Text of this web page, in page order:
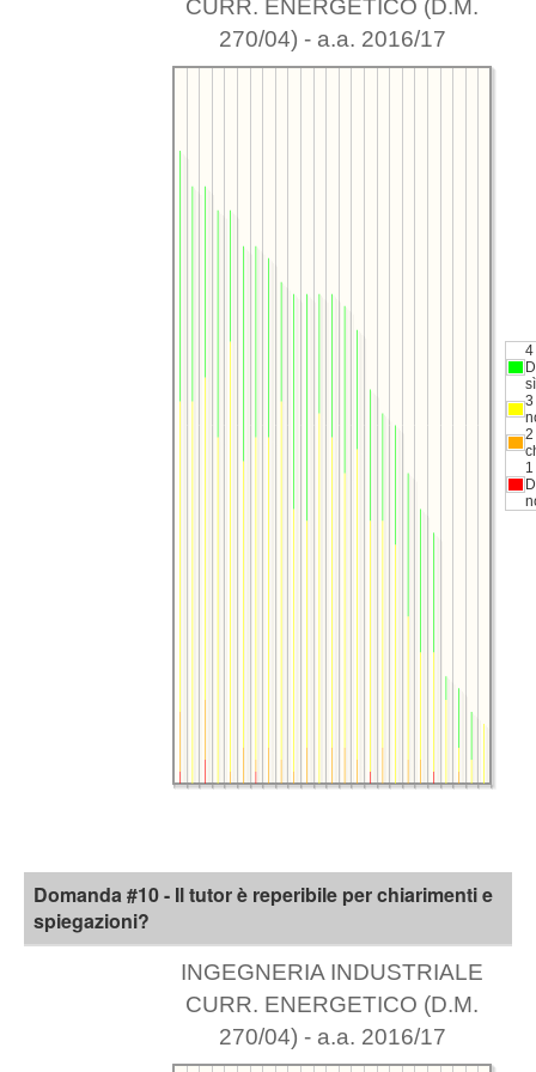
CURR. ENERGETICO (D.M.
270/04) - a.a. 2016/17
4
sì
3
2
Domanda #10 - Il tutor è reperibile per chiarimenti e
spiegazioni?
INGEGNERIA INDUSTRIALE
CURR. ENERGETICO (D.M.
270/04) - a.a. 2016/17